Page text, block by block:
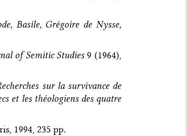
Basile, Grégoire de Nysse,
of Semitic Studies 9 (1964),
sur la survivance de
et les théologiens des quatre
1994, 235 pp.